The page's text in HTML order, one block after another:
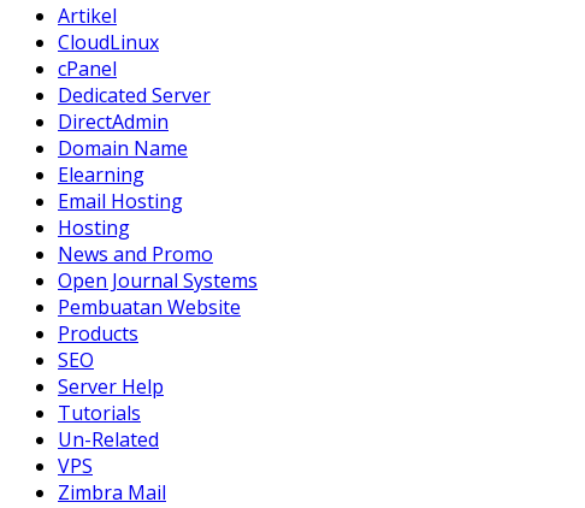
Artikel
CloudLinux
cPanel
Dedicated Server
DirectAdmin
Domain Name
Elearning
Email Hosting
Hosting
News and Promo
Open Journal Systems
Pembuatan Website
Products
SEO
Server Help
Tutorials
Un-Related
VPS
Zimbra Mail